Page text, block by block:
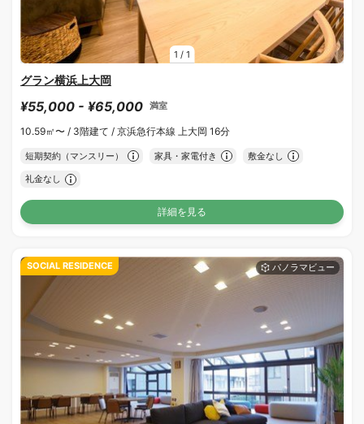
1 / 1
グラン横浜上大岡
¥55,000 - ¥65,000 満室
10.59㎡〜 / 3階建て / 京浜急行本線 上大岡 16分
短期契約（マンスリー） 家具・家電付き 敷金なし
礼金なし
詳細を見る
SOCIAL RESIDENCE